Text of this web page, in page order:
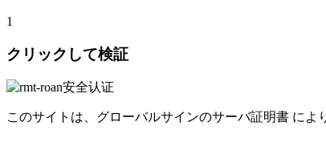
1
クリックして検証
このサイトは、グローバルサインのサーバ証明書 によ